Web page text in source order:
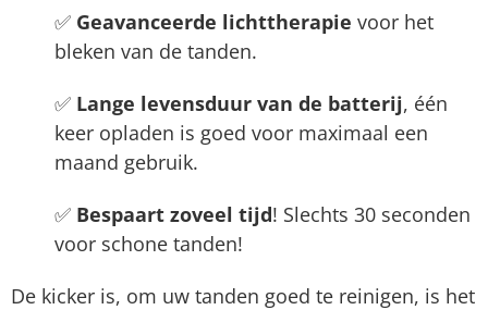
✅ Geavanceerde lichttherapie voor het
bleken van de tanden.
✅ Lange levensduur van de batterij, één
keer opladen is goed voor maximaal een
maand gebruik.
✅ Bespaart zoveel tijd! Slechts 30 seconden
voor schone tanden!
De kicker is, om uw tanden goed te reinigen, is het